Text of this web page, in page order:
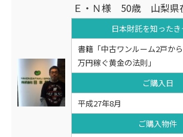
Ｅ・Ｎ様 50歳 山梨県
日本財託を知った
書籍「中古ワンルーム2戸か
万円稼ぐ黄金の法則」
ご購入日
平成27年8月
ご購入物件